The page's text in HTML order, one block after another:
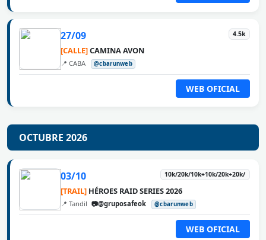
27/09 4.5k
[CALLE]CAMINA AVON
📍 CABA @cbarunweb
WEB OFICIAL
OCTUBRE 2026
03/10 10k/20k/10k+10k/20k+20k/
[TRAIL] HÉROES RAID SERIES 2026
📍 Tandil 📷@gruposafeok @cbarunweb
WEB OFICIAL